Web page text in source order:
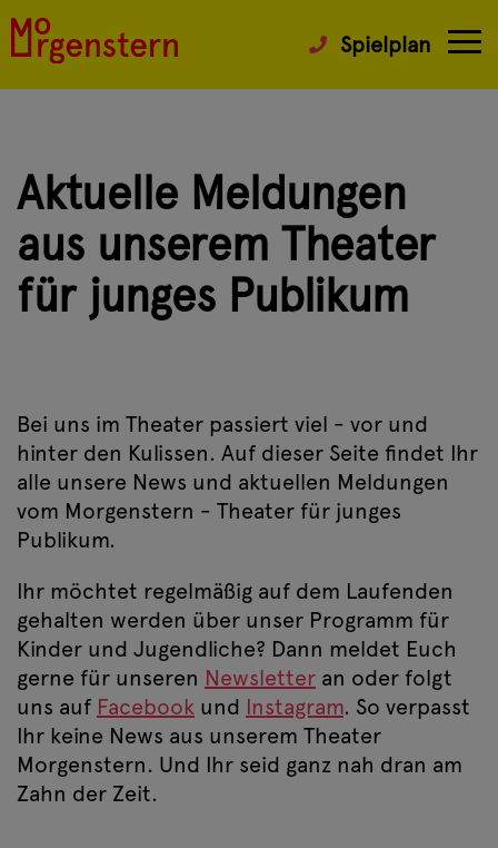
Spielplan
Aktuelle Meldungen
aus unserem Theater
für junges Publikum
Bei uns im Theater passiert viel - vor und
hinter den Kulissen. Auf dieser Seite findet Ihr
alle unsere News und aktuellen Meldungen
vom Morgenstern - Theater für junges
Publikum.
Ihr möchtet regelmäßig auf dem Laufenden
gehalten werden über unser Programm für
Kinder und Jugendliche? Dann meldet Euch
gerne für unseren Newsletter an oder folgt
uns auf Facebook und Instagram. So verpasst
Ihr keine News aus unserem Theater
Morgenstern. Und Ihr seid ganz nah dran am
Zahn der Zeit.